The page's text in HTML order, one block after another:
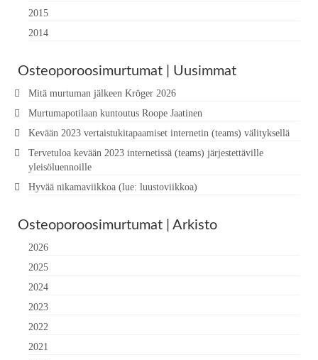
2015
2014
Osteoporoosimurtumat | Uusimmat
Mitä murtuman jälkeen Kröger 2026
Murtumapotilaan kuntoutus Roope Jaatinen
Kevään 2023 vertaistukitapaamiset internetin (teams) välityksellä
Tervetuloa kevään 2023 internetissä (teams) järjestettäville
yleisöluennoille
Hyvää nikamaviikkoa (lue: luustoviikkoa)
Osteoporoosimurtumat | Arkisto
2026
2025
2024
2023
2022
2021